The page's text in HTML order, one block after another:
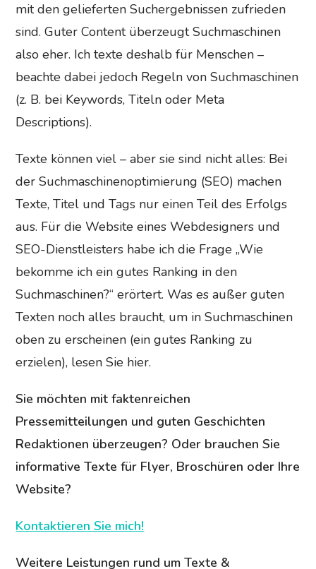
mit den gelieferten Suchergebnissen zufrieden
sind. Guter Content überzeugt Suchmaschinen
also eher. Ich texte deshalb für Menschen –
beachte dabei jedoch Regeln von Suchmaschinen
(z. B. bei Keywords, Titeln oder Meta
Descriptions).
Texte können viel – aber sie sind nicht alles: Bei
der Suchmaschinenoptimierung (SEO) machen
Texte, Titel und Tags nur einen Teil des Erfolgs
aus. Für die Website eines Webdesigners und
SEO-Dienstleisters habe ich die Frage „Wie
bekomme ich ein gutes Ranking in den
Suchmaschinen?“ erörtert. Was es außer guten
Texten noch alles braucht, um in Suchmaschinen
oben zu erscheinen (ein gutes Ranking zu
erzielen), lesen Sie hier.
Sie möchten mit faktenreichen
Pressemitteilungen und guten Geschichten
Redaktionen überzeugen? Oder brauchen Sie
informative Texte für Flyer, Broschüren oder Ihre
Website?
Kontaktieren Sie mich!
Weitere Leistungen rund um Texte &